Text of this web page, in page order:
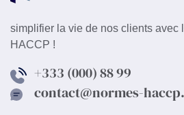
simplifier la vie de nos clients avec
HACCP !
+333 (000) 88 99
contact@normes-